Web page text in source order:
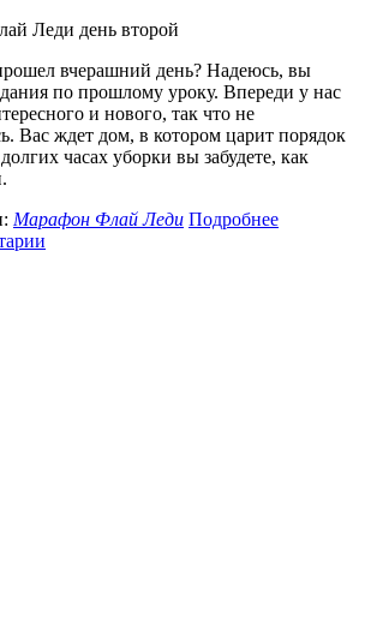
вчерашний день? Надеюсь, вы
по прошлому уроку. Впереди у нас
и нового, так что не
Вас ждет дом, в котором царит порядок
часах уборки вы забудете, как
Марафон Флай Леди Подробнее